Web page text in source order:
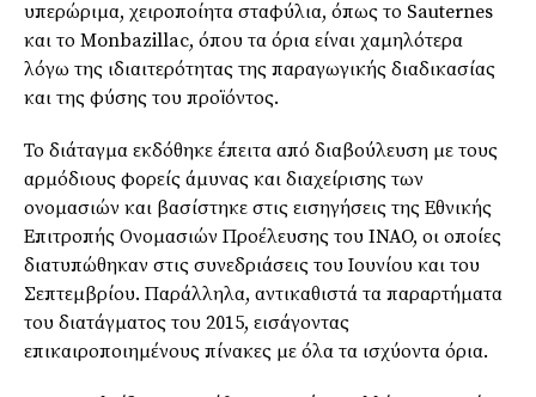
υπερώριμα, χειροποίητα σταφύλια, όπως το Sauternes
και το Monbazillac, όπου τα όρια είναι χαμηλότερα
λόγω της ιδιαιτερότητας της παραγωγικής διαδικασίας
και της φύσης του προϊόντος.
Το διάταγμα εκδόθηκε έπειτα από διαβούλευση με τους
αρμόδιους φορείς άμυνας και διαχείρισης των
ονομασιών και βασίστηκε στις εισηγήσεις της Εθνικής
Επιτροπής Ονομασιών Προέλευσης του INAO, οι οποίες
διατυπώθηκαν στις συνεδριάσεις του Ιουνίου και του
Σεπτεμβρίου. Παράλληλα, αντικαθιστά τα παραρτήματα
του διατάγματος του 2015, εισάγοντας
επικαιροποιημένους πίνακες με όλα τα ισχύοντα όρια.